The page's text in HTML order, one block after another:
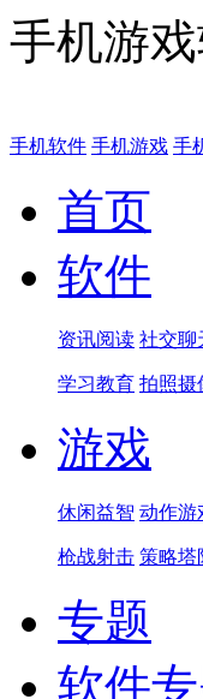
手机游
手机软件 手机游戏 手
首页
软件
资讯阅读 社交聊
学习教育 拍照摄
游戏
休闲益智 动作游
枪战射击 策略塔
专题
软件